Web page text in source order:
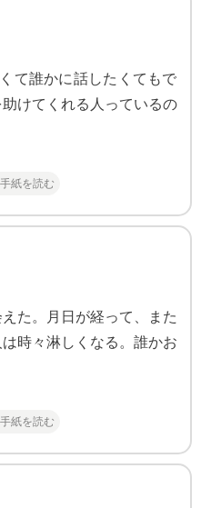
て誰かに話したくてもで
けてくれる人っているの
紙を読む
た。月日が経って、また
時々淋しくなる。誰かお
紙を読む